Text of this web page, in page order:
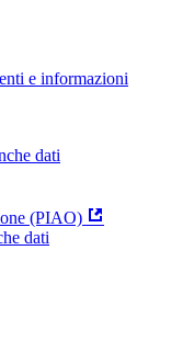
e informazioni
dati
(PIAO)
dati